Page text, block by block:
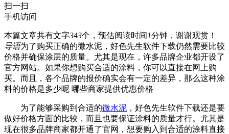
扫一扫
手机访问
本篇文章共有文字343个，预估阅读时间 1分钟，谢谢观赏！
导语为了购买正确的微水泥，好色先生软件下载仍然需要比较
价格并确保涂层的质量。尤其是现在，许多品牌企业都开设了
官方网站。如果你想购买合适的涂料，你可以直接在网上购
买。而且，各个品牌的报价确实会有一定的差异，那么这种涂
料的价格是多少呢 哪些商家提供优惠价格
为了能够采购到合适的微水泥 ，好色先生软件下载还是要
做好价格方面的比较，而且也要保证涂料的质量才行。尤其是
现在很多品牌商家都开通了官网，想要购入到合适的涂料直接